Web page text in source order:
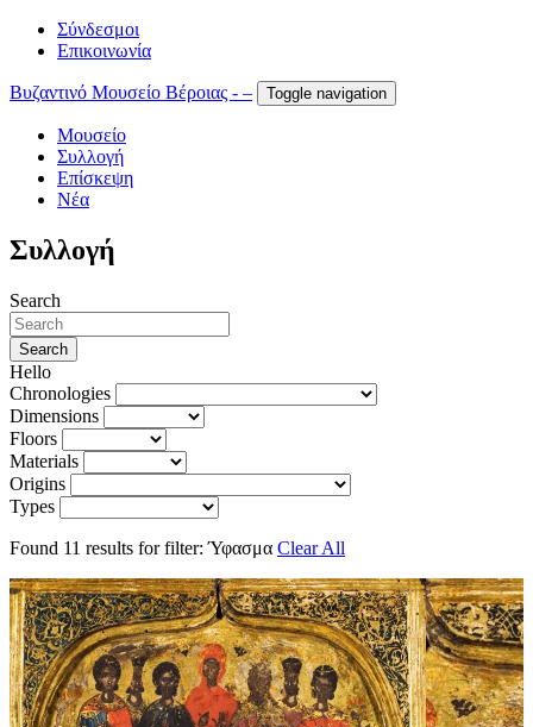
Σύνδεσμοι
Επικοινωνία
Βυζαντινό Μουσείο Βέροιας - – Toggle navigation
Μουσείο
Συλλογή
Επίσκεψη
Νέα
Συλλογή
Search
Search
Hello
Chronologies
Dimensions
Floors
Materials
Origins
Types
Found 11 results for filter:Ύφασμα Clear All